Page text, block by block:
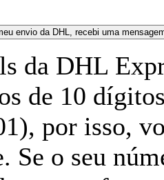
envio da DHL, recebi uma
da DHL
de 10
por isso,
Se o seu